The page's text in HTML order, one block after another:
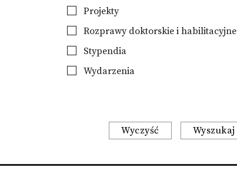
Projekty
Rozprawy doktorskie i habilitacyjne
Stypendia
Wydarzenia
Wyczyść Wyszukaj